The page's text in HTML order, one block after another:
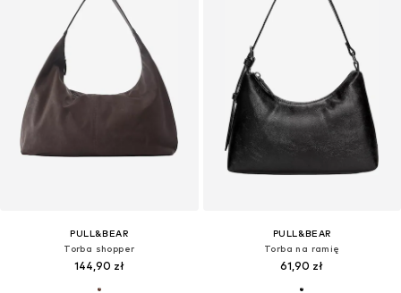
PULL&BEAR
Torba shopper
144,90 zł
PULL&BEAR
Torba na ramię
61,90 zł